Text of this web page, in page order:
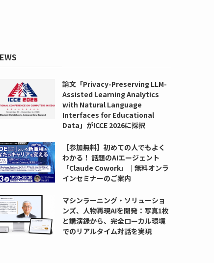
論文「Privacy-Preserving LLM-
Assisted Learning Analytics
with Natural Language
Interfaces for Educational
Data」がICCE 2026に採択
【参加無料】初めての人でもよく
わかる！ 話題のAIエージェント
「Claude Cowork」｜無料オンラ
インセミナーのご案内
マシンラーニング・ソリューショ
ンズ、人物再現AIを開発：写真1枚
と講演録から、完全ローカル環境
でのリアルタイム対話を実現